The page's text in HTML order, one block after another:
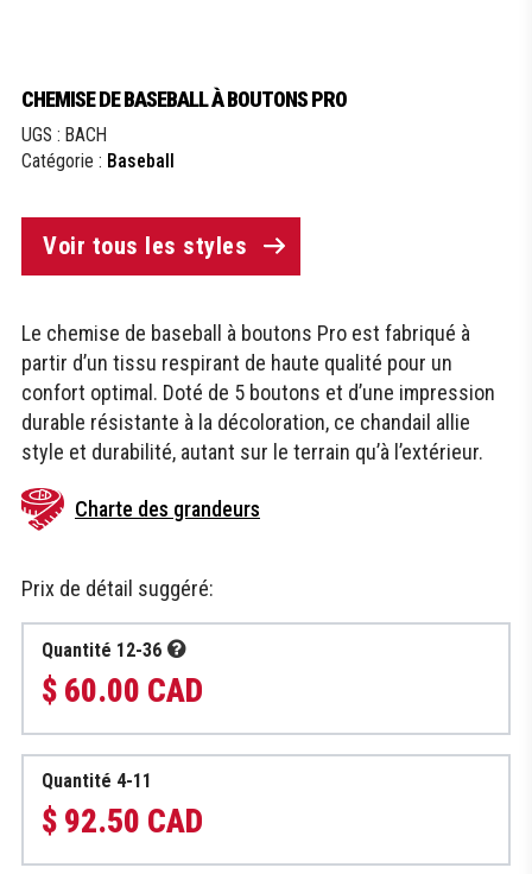
CHEMISE DE BASEBALL À BOUTONS PRO
UGS : BACH
Catégorie : Baseball
Voir tous les styles
Le chemise de baseball à boutons Pro est fabriqué à
partir d’un tissu respirant de haute qualité pour un
confort optimal. Doté de 5 boutons et d’une impression
durable résistante à la décoloration, ce chandail allie
style et durabilité, autant sur le terrain qu’à l’extérieur.
Charte des grandeurs
Prix de détail suggéré:
Quantité 12-36
$ 60.00 CAD
Quantité 4-11
$ 92.50 CAD